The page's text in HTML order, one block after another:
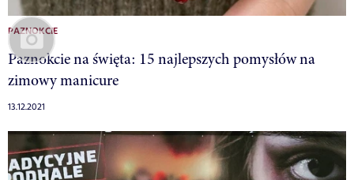
PAZNOKCIE
Paznokcie na święta: 15 najlepszych pomysłów na
zimowy manicure
13.12.2021